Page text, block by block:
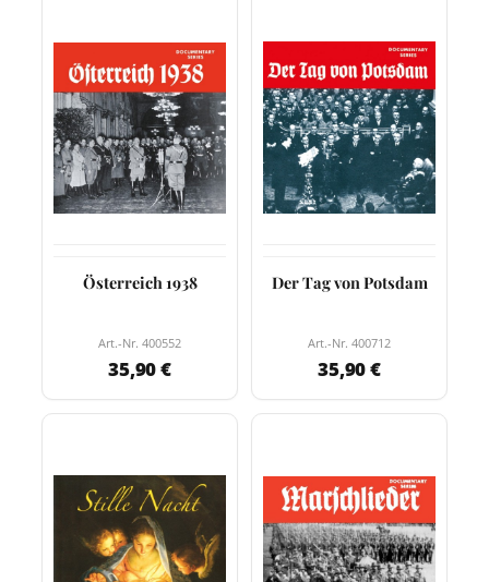
Österreich 1938
Art.-Nr. 400552
35,90 €
Der Tag von Potsdam
Art.-Nr. 400712
35,90 €